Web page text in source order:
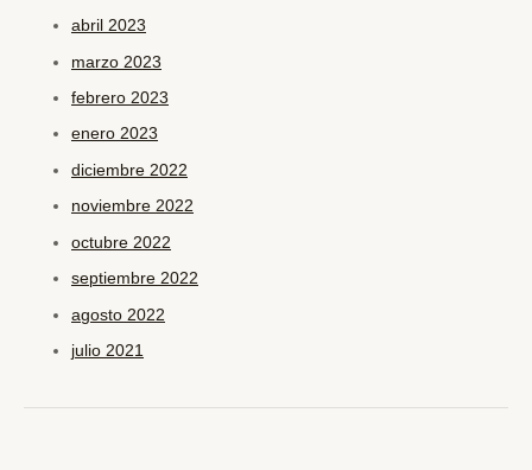
abril 2023
marzo 2023
febrero 2023
enero 2023
diciembre 2022
noviembre 2022
octubre 2022
septiembre 2022
agosto 2022
julio 2021